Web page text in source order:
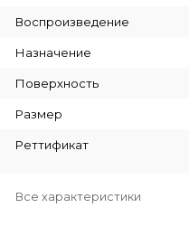
Воспроизведение
Назначение
Поверхность
Размер
Реттификат
Все характеристики